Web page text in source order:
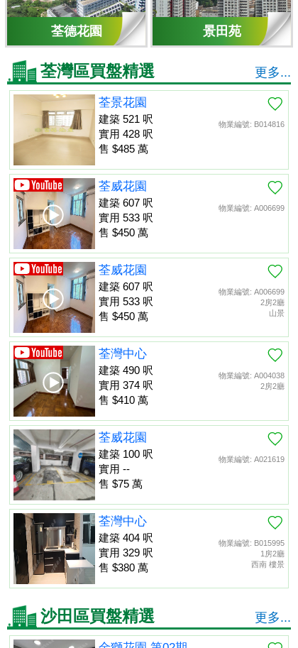
荃德花園 景田苑
荃灣區買盤精選 更多...
物業編號: B014816
荃景花園
建築 521 呎
實用 428 呎
售 $485 萬
物業編號: A006699
荃威花園
建築 607 呎
實用 533 呎
售 $450 萬
物業編號: A006699
2房2廳
山景
荃威花園
建築 607 呎
實用 533 呎
售 $450 萬
物業編號: A004038
2房2廳
荃灣中心
建築 490 呎
實用 374 呎
售 $410 萬
物業編號: A021619
荃威花園
建築 100 呎
實用 --
售 $75 萬
物業編號: B015995
1房2廳
西南 樓景
荃灣中心
建築 404 呎
實用 329 呎
售 $380 萬
沙田區買盤精選 更多...